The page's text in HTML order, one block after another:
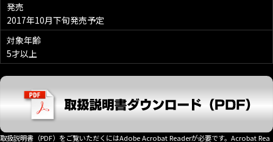
発売
2017年10月下旬発売予定
対象年齢
5才以上
取扱説明書（PDF）をご覧いただくにはAdobe Acrobat Readerが必要です。Acrobat Rea